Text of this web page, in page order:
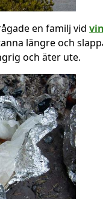
en familj vid
längre och
och äter ute.